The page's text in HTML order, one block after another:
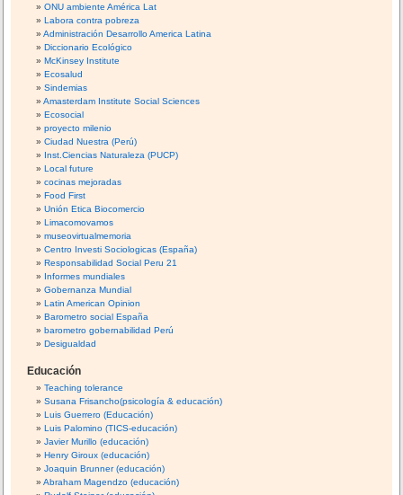
ONU ambiente América Lat
Labora contra pobreza
Administración Desarrollo America Latina
Diccionario Ecológico
McKinsey Institute
Ecosalud
Sindemias
Amasterdam Institute Social Sciences
Ecosocial
proyecto milenio
Ciudad Nuestra (Perú)
Inst.Ciencias Naturaleza (PUCP)
Local future
cocinas mejoradas
Food First
Unión Etica Biocomercio
Limacomovamos
museovirtualmemoria
Centro Investi Sociologicas (España)
Responsabilidad Social Peru 21
Informes mundiales
Gobernanza Mundial
Latin American Opinion
Barometro social España
barometro gobernabilidad Perú
Desigualdad
Educación
Teaching tolerance
Susana Frisancho(psicología & educación)
Luis Guerrero (Educación)
Luis Palomino (TICS-educación)
Javier Murillo (educación)
Henry Giroux (educación)
Joaquin Brunner (educación)
Abraham Magendzo (educación)